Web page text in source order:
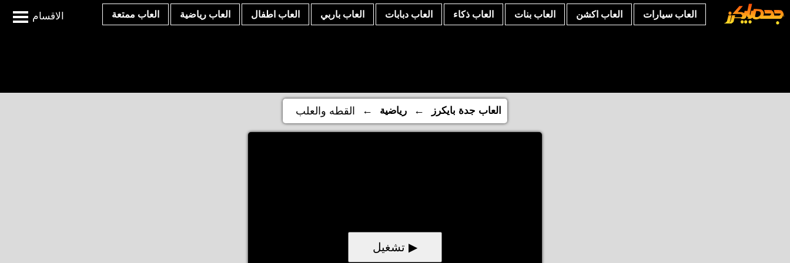
الاقسام العاب سيارات العاب اكشن العاب بنات العاب ذكاء العاب دبابات العاب باربي العاب اطفال العاب رياضية العاب ممتعة
العاب جدة بايكرز ← رياضية ← القطه والعلب
▶ تشغيل